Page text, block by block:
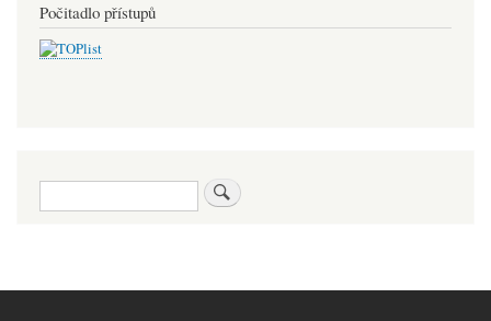
Počitadlo přístupů
Hledat